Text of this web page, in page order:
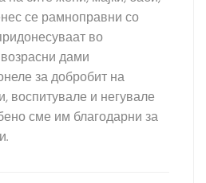
се рамноправни со
во
дами
за добробит на
воспитувале и негувале
сме им благодарни за